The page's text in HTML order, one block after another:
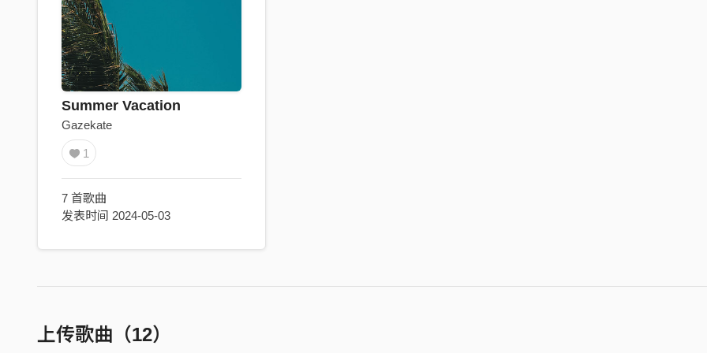
Summer Vacation
Gazekate
1
7 首歌曲
发表时间 2024-05-03
上传歌曲（12）